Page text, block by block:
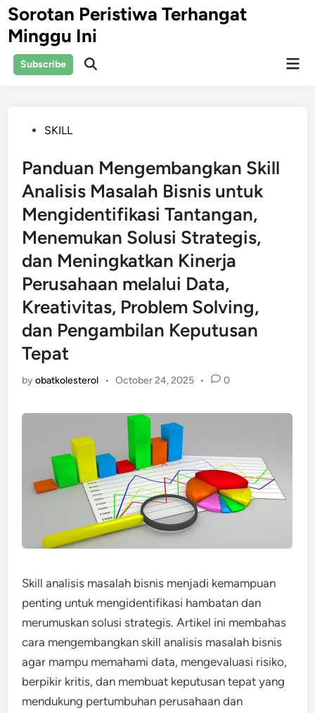
Skip
to
content
Sorotan Peristiwa Terhangat
Minggu Ini
Subscribe
Open
PostedSKILL
Panduan Mengembangkan Skill
Analisis Masalah Bisnis untuk
Mengidentifikasi Tantangan,
Menemukan Solusi Strategis,
dan Meningkatkan Kinerja
Perusahaan melalui Data,
Kreativitas, Problem Solving,
dan Pengambilan Keputusan
Tepat
byobatkolesterol • October 24, 2025 • 0
Skill analisis masalah bisnis menjadi kemampuan
penting untuk mengidentifikasi hambatan dan
merumuskan solusi strategis. Artikel ini membahas
cara mengembangkan skill analisis masalah bisnis
agar mampu memahami data, mengevaluasi risiko,
berpikir kritis, dan membuat keputusan tepat yang
mendukung pertumbuhan perusahaan dan